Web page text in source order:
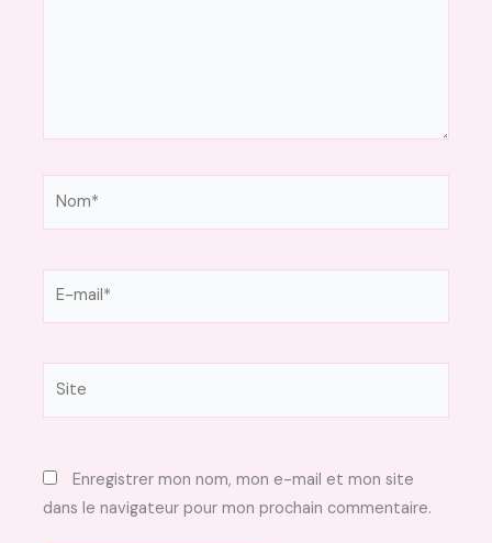
Enregistrer mon nom, mon e-mail et mon site
dans le navigateur pour mon prochain commentaire.